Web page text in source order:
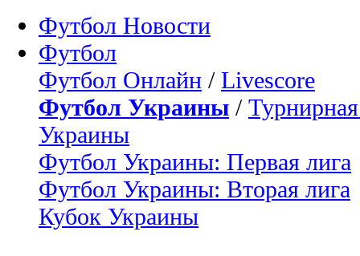
Футбол Новости
Футбол
Футбол Онлайн / Livescore
Футбол Украины /
Украины
Футбол Украины: Первая лига
Футбол Украины: Вторая лига
Кубок Украины